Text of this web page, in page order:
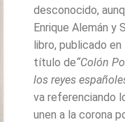
desconocido,
Enrique Alemán y
libro, publicado
título de“Colón
los reyes
va referenciando
unen a la corona